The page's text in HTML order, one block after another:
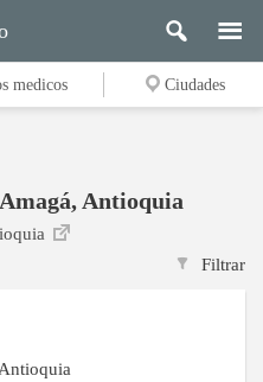
medicos Ciudades
Antioquia
Filtrar